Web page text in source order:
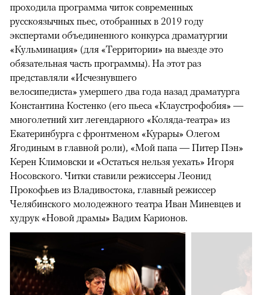
проходила программа читок современных
русскоязычных пьес, отобранных в 2019 году
экспертами объединенного конкурса драматургии
«Кульминация» (для «Территории» на выезде это
обязательная часть программы). На этот раз
представляли «Исчезнувшего
велосипедиста» умершего два года назад драматурга
Константина Костенко (его пьеса «Клаустрофобия» —
многолетний хит легендарного «Коляда-театра» из
Екатеринбурга с фронтменом «Курары» Олегом
Ягодиным в главной роли), «Мой папа — Питер Пэн»
Керен Климовски и «Остаться нельзя уехать» Игоря
Носовского. Читки ставили режиссеры Леонид
Прокофьев из Владивостока, главный режиссер
Челябинского молодежного театра Иван Миневцев и
худрук «Новой драмы» Вадим Карионов.